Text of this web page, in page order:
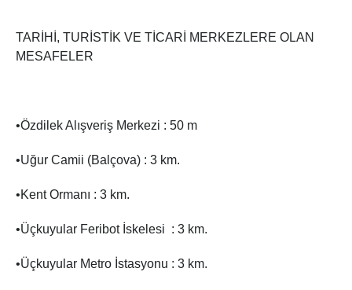
TARİHİ, TURİSTİK VE TİCARİ MERKEZLERE OLAN
MESAFELER
•Özdilek Alışveriş Merkezi : 50 m
•Uğur Camii (Balçova) : 3 km.
•Kent Ormanı : 3 km.
•Üçkuyular Feribot İskelesi : 3 km.
•Üçkuyular Metro İstasyonu : 3 km.